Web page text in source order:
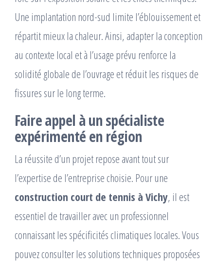
Une implantation nord-sud limite l’éblouissement et
répartit mieux la chaleur. Ainsi, adapter la conception
au contexte local et à l’usage prévu renforce la
solidité globale de l’ouvrage et réduit les risques de
fissures sur le long terme.
Faire appel à un spécialiste
expérimenté en région
La réussite d’un projet repose avant tout sur
l’expertise de l’entreprise choisie. Pour une
construction court de tennis à Vichy, il est
essentiel de travailler avec un professionnel
connaissant les spécificités climatiques locales. Vous
pouvez consulter les solutions techniques proposées